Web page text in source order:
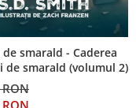
smarald - Caderea
de smarald (volumul 2)